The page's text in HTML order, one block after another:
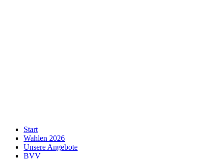
Neukölln
Start
Wahlen 2026
Unsere Angebote
BVV